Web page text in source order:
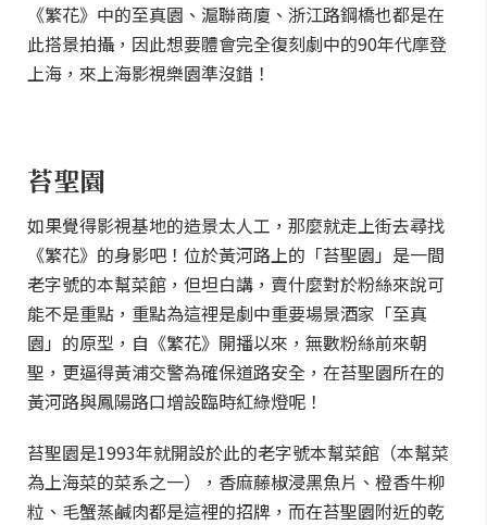
《繁花》中的至真園、滬聯商廈、浙江路鋼橋也都是在
此搭景拍攝，因此想要體會完全復刻劇中的90年代摩登
上海，來上海影視樂園準沒錯！
苔聖園
如果覺得影視基地的造景太人工，那麼就走上街去尋找
《繁花》的身影吧！位於黃河路上的「苔聖園」是一間
老字號的本幫菜館，但坦白講，賣什麼對於粉絲來說可
能不是重點，重點為這裡是劇中重要場景酒家「至真
園」的原型，自《繁花》開播以來，無數粉絲前來朝
聖，更逼得黃浦交警為確保道路安全，在苔聖園所在的
黃河路與鳳陽路口增設臨時紅綠燈呢！
苔聖園是1993年就開設於此的老字號本幫菜館（本幫菜
為上海菜的菜系之一），香麻藤椒浸黑魚片、橙香牛柳
粒、毛蟹蒸鹹肉都是這裡的招牌，而在苔聖園附近的乾